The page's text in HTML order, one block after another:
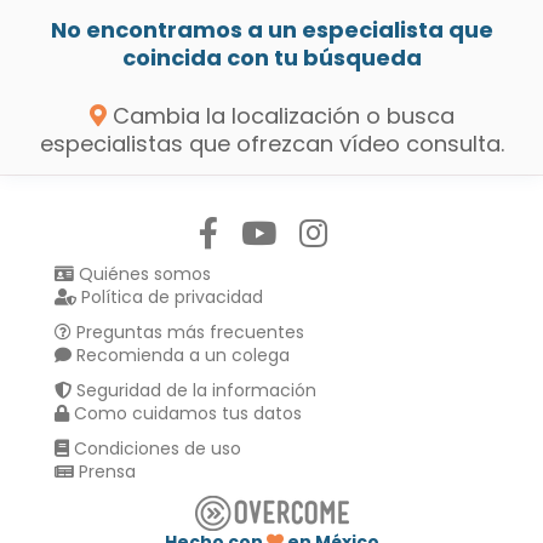
No encontramos a un especialista que
coincida con tu búsqueda
Cambia la localización o busca
especialistas que ofrezcan vídeo consulta.
Quiénes somos
Política de privacidad
Preguntas más frecuentes
Recomienda a un colega
Seguridad de la información
Como cuidamos tus datos
Condiciones de uso
Prensa